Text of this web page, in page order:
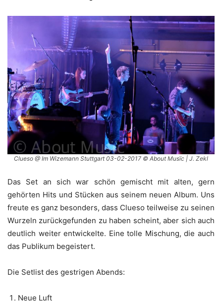
Clueso @ Im Wizemann Stuttgart 03-02-2017 © About Musïc | J. Zekl
Das Set an sich war schön gemischt mit alten, gern
gehörten Hits und Stücken aus seinem neuen Album. Uns
freute es ganz besonders, dass Clueso teilweise zu seinen
Wurzeln zurückgefunden zu haben scheint, aber sich auch
deutlich weiter entwickelte. Eine tolle Mischung, die auch
das Publikum begeistert.
Die Setlist des gestrigen Abends:
Neue Luft